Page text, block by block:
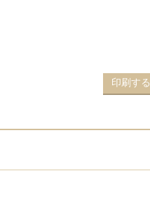
印刷する